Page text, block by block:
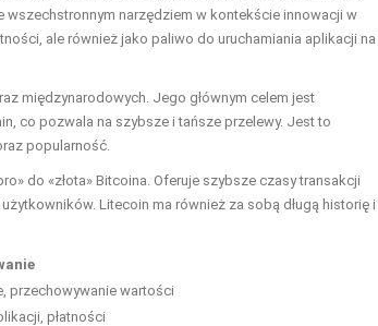
narzędziem w kontekście innowacji w
ale również jako paliwo do uruchamiania aplikacji na
międzynarodowych. Jego głównym celem jest
co pozwala na szybsze i tańsze przelewy. Jest to
popularność.
do «złota» Bitcoina. Oferuje szybsze czasy transakcji
Litecoin ma również za sobą długą historię i
przechowywanie wartości
płatności